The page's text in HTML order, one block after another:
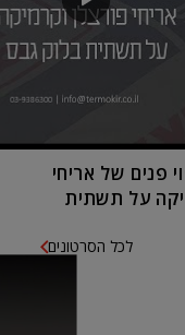
פנים של אריחי
על תשתית
לכל הסרטונים